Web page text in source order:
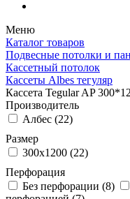
Меню
Каталог товаров
Подвесные потолки и
Кассетный потолок
Кассеты Albes тегуляр
Кассета Tegular AP
Производитель
Албес (22)
Размер
300x1200 (22)
Перфорация
Без перфорации (8)